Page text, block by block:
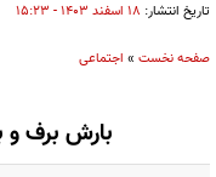
تاریخ انتشار: ۱۸ اسفند ۱۴۰۳ - ۱۵:۲۳
صفحه نخست » اجتماعی
بارش برف و